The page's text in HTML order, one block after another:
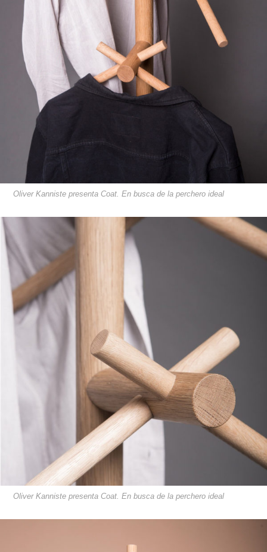
Oliver Kanniste presenta Coat. En busca de la perchero ideal
Oliver Kanniste presenta Coat. En busca de la perchero ideal